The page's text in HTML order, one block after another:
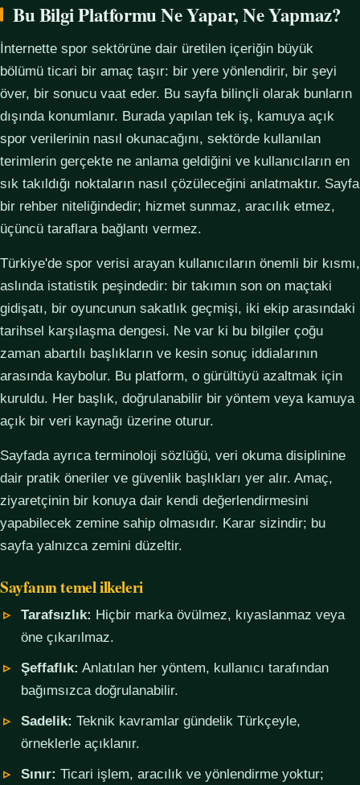
Bu Bilgi Platformu Ne Yapar, Ne Yapmaz?
İnternette spor sektörüne dair üretilen içeriğin büyük
bölümü ticari bir amaç taşır: bir yere yönlendirir, bir şeyi
över, bir sonucu vaat eder. Bu sayfa bilinçli olarak bunların
dışında konumlanır. Burada yapılan tek iş, kamuya açık
spor verilerinin nasıl okunacağını, sektörde kullanılan
terimlerin gerçekte ne anlama geldiğini ve kullanıcıların en
sık takıldığı noktaların nasıl çözüleceğini anlatmaktır. Sayfa
bir rehber niteliğindedir; hizmet sunmaz, aracılık etmez,
üçüncü taraflara bağlantı vermez.
Türkiye'de spor verisi arayan kullanıcıların önemli bir kısmı,
aslında istatistik peşindedir: bir takımın son on maçtaki
gidişatı, bir oyuncunun sakatlık geçmişi, iki ekip arasındaki
tarihsel karşılaşma dengesi. Ne var ki bu bilgiler çoğu
zaman abartılı başlıkların ve kesin sonuç iddialarının
arasında kaybolur. Bu platform, o gürültüyü azaltmak için
kuruldu. Her başlık, doğrulanabilir bir yöntem veya kamuya
açık bir veri kaynağı üzerine oturur.
Sayfada ayrıca terminoloji sözlüğü, veri okuma disiplinine
dair pratik öneriler ve güvenlik başlıkları yer alır. Amaç,
ziyaretçinin bir konuya dair kendi değerlendirmesini
yapabilecek zemine sahip olmasıdır. Karar sizindir; bu
sayfa yalnızca zemini düzeltir.
Sayfanın temel ilkeleri
Tarafsızlık: Hiçbir marka övülmez, kıyaslanmaz veya
öne çıkarılmaz.
Şeffaflık: Anlatılan her yöntem, kullanıcı tarafından
bağımsızca doğrulanabilir.
Sadelik: Teknik kavramlar gündelik Türkçeyle,
örneklerle açıklanır.
Sınır: Ticari işlem, aracılık ve yönlendirme yoktur;